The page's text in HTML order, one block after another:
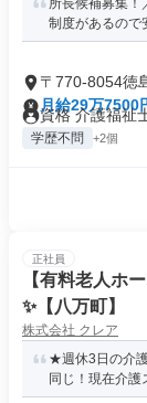
所長候補募集！
制度があるので
〒770-8054徳
月給29万7500
資格 介護福祉
学歴不問 +2個
正社員
【有料老人ホ
✨️【八万町】
株式会社 クレア
★週休3日の介
同じ！現在介護